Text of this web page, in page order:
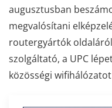
augusztusban
megvalósítani
routergyártók
szolgáltató, a UPC
közösségi